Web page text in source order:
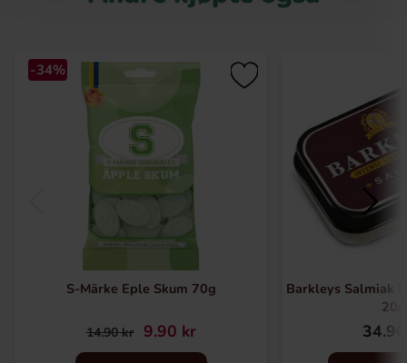
-34%
S-Märke Eple Skum 70g
14.90 kr 9.90 kr
Barkleys Salmiak
20g